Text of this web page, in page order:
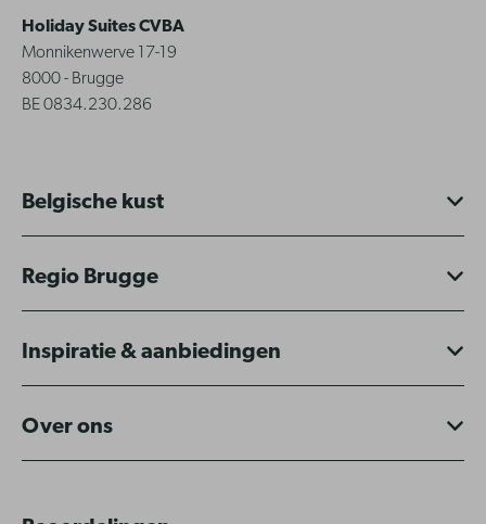
Holiday Suites CVBA
Monnikenwerve 17-19
8000 - Brugge
BE 0834.230.286
Belgische kust
Regio Brugge
Inspiratie & aanbiedingen
Over ons